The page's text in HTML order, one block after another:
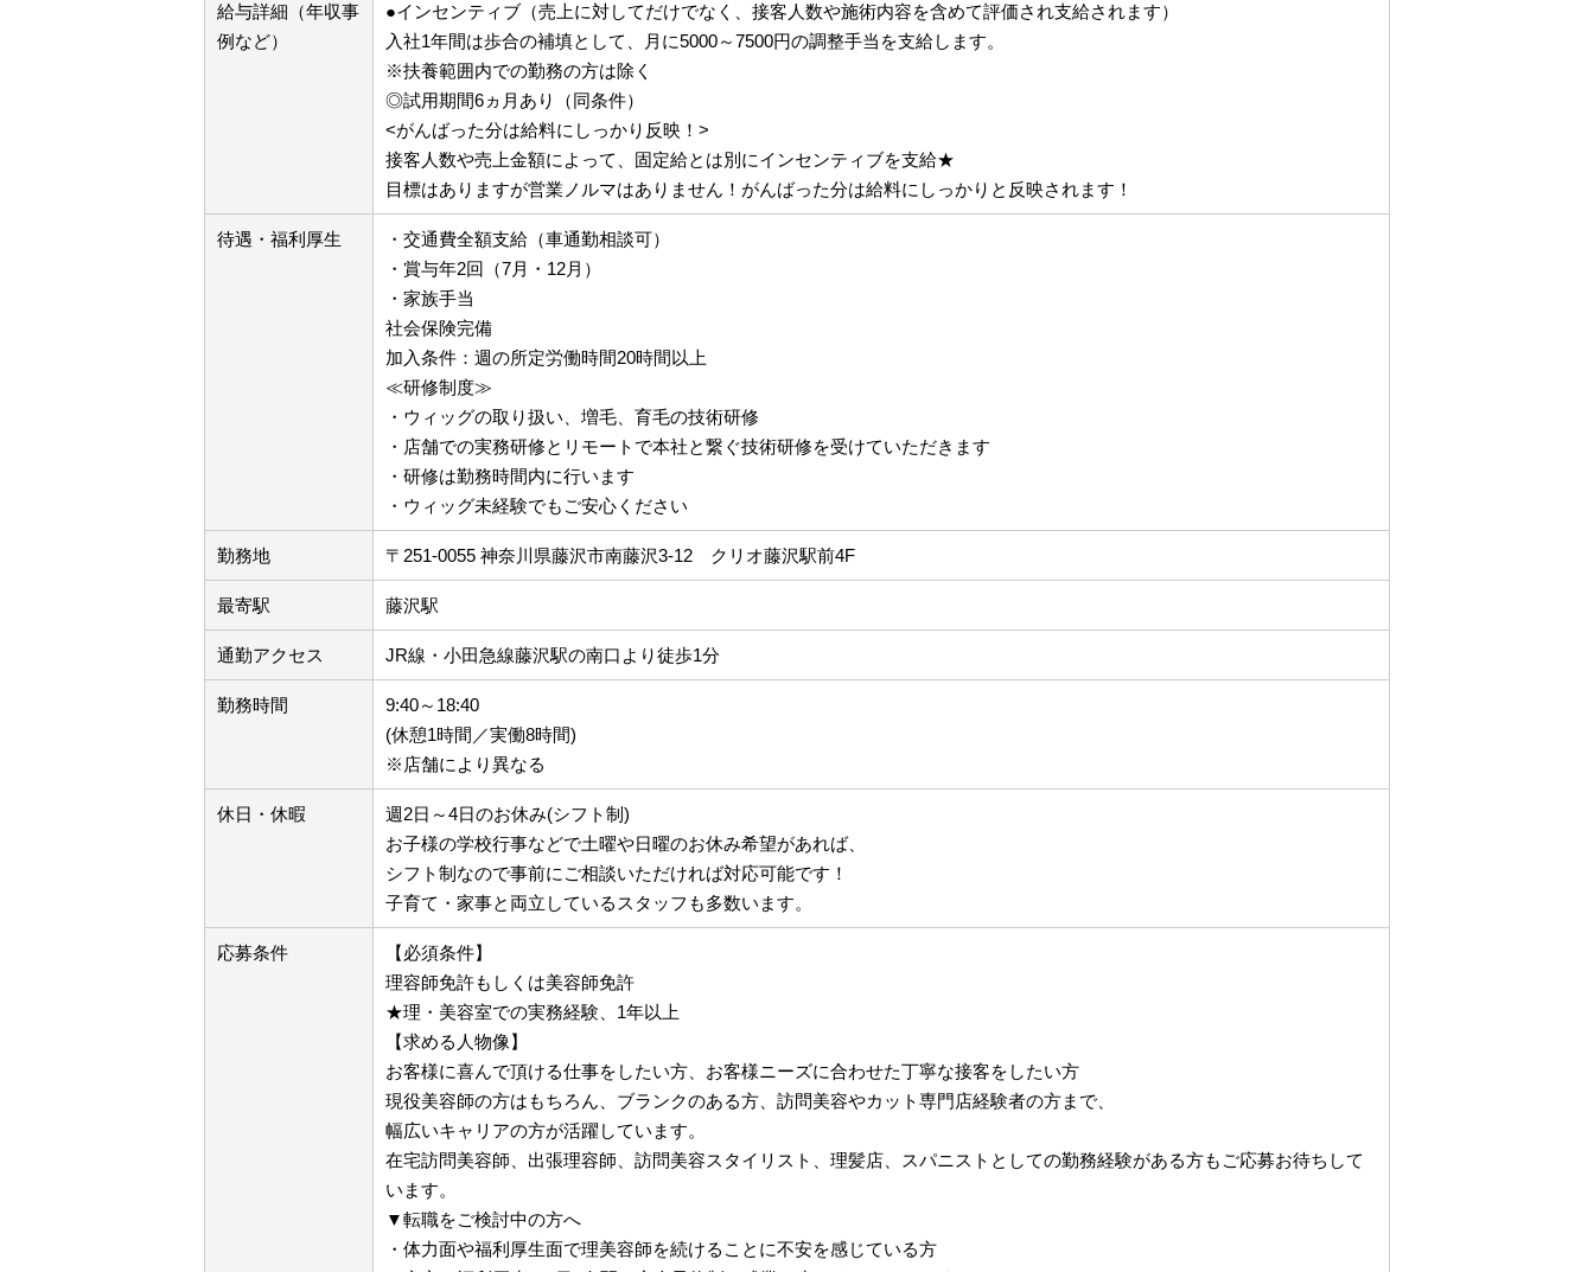
給与詳細（年収事
例など）
●インセンティブ（売上に対してだけでなく、接客人数や施術内容を含めて評価され支給されます）
入社1年間は歩合の補填として、月に5000～7500円の調整手当を支給します。
※扶養範囲内での勤務の方は除く
◎試用期間6ヵ月あり（同条件）
<がんばった分は給料にしっかり反映！>
接客人数や売上金額によって、固定給とは別にインセンティブを支給★
目標はありますが営業ノルマはありません！がんばった分は給料にしっかりと反映されます！
待遇・福利厚生
・交通費全額支給（車通勤相談可）
・賞与年2回（7月・12月）
・家族手当
社会保険完備
加入条件：週の所定労働時間20時間以上
≪研修制度≫
・ウィッグの取り扱い、増毛、育毛の技術研修
・店舗での実務研修とリモートで本社と繋ぐ技術研修を受けていただきます
・研修は勤務時間内に行います
・ウィッグ未経験でもご安心ください
勤務地 〒251-0055 神奈川県藤沢市南藤沢3-12 クリオ藤沢駅前4F
最寄駅 藤沢駅
通勤アクセス JR線・小田急線藤沢駅の南口より徒歩1分
勤務時間
9:40～18:40
(休憩1時間／実働8時間)
※店舗により異なる
休日・休暇
週2日～4日のお休み(シフト制)
お子様の学校行事などで土曜や日曜のお休み希望があれば、
シフト制なので事前にご相談いただければ対応可能です！
子育て・家事と両立しているスタッフも多数います。
応募条件
【必須条件】
理容師免許もしくは美容師免許
★理・美容室での実務経験、1年以上
【求める人物像】
お客様に喜んで頂ける仕事をしたい方、お客様ニーズに合わせた丁寧な接客をしたい方
現役美容師の方はもちろん、ブランクのある方、訪問美容やカット専門店経験者の方まで、
幅広いキャリアの方が活躍しています。
在宅訪問美容師、出張理容師、訪問美容スタイリスト、理髪店、スパニストとしての勤務経験がある方もご応募お待ちして
います。
▼転職をご検討中の方へ
・体力面や福利厚生面で理美容師を続けることに不安を感じている方